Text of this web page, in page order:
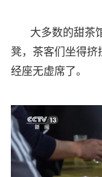
大多数的甜茶
凳，茶客们坐得挤
经座无虚席了。